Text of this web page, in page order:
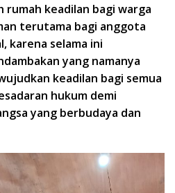
rumah keadilan bagi warga
terutama bagi anggota
karena selama ini
yang namanya
keadilan bagi semua
hukum demi
yang berbudaya dan